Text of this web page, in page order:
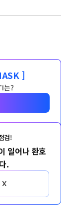
]
는?
검!
일어나 환호
.
X